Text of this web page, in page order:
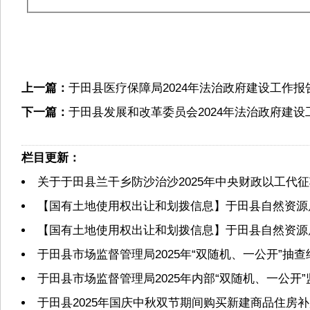
上一篇： 于田县医疗保障局2024年法治政府建设工作
下一篇： 于田县发展和改革委员会2024年法治政府建设
栏目更新：
关于于田县兰干乡防沙治沙2025年中央财政以工代
【国有土地使用权出让和划拨信息】于田县自然资
【国有土地使用权出让和划拨信息】于田县自然资
于田县市场监督管理局2025年“双随机、一公开”抽查
于田县市场监督管理局2025年内部“双随机、一公开
于田县2025年国庆中秋双节期间购买新建商品住房